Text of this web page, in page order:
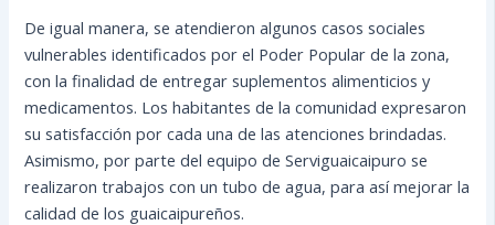
De igual manera, se atendieron algunos casos sociales
vulnerables identificados por el Poder Popular de la zona,
con la finalidad de entregar suplementos alimenticios y
medicamentos. Los habitantes de la comunidad expresaron
su satisfacción por cada una de las atenciones brindadas.
Asimismo, por parte del equipo de Serviguaicaipuro se
realizaron trabajos con un tubo de agua, para así mejorar la
calidad de los guaicaipureños.